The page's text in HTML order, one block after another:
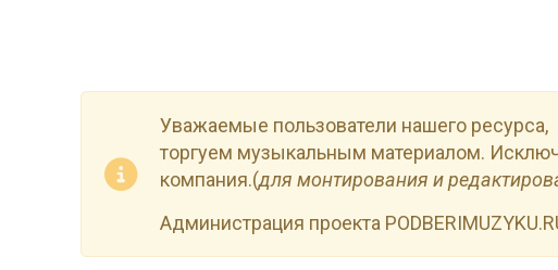
Уважаемые пользователи нашего
торгуем музыкальным материалом.
компания.(для монтирования и
Администрация проекта